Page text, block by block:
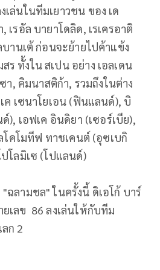
เล่นในทีมเยาวชน ของ เด
รอัล บายาโดลิด, เรเครอาติ
บานเต้ ก่อนจะย้ายไปค้าแข้ง
ร ทั้งใน สเปน อย่าง เอลเดน
า, คิมนาสติก้า, รวมถึงในต่าง
ค เซนาโยเอน (ฟินแลนด์), บิ
), เอฟเค อินดิยา (เซอร์เบีย),
โคโมทีฟ ทาชเคนต์ (อุซเบกิ
โลมิเซ (โปแลนด์)
ฉลามชล" ในครั้งนี้ ดิเอโก้ บาร์
เลข 86 ลงเล่นให้กับทีม
ก 2